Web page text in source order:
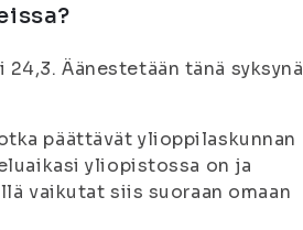
Äänestetään tänä syksynä
päättävät ylioppilaskunnan
yliopistossa on ja
vaikutat siis suoraan omaan